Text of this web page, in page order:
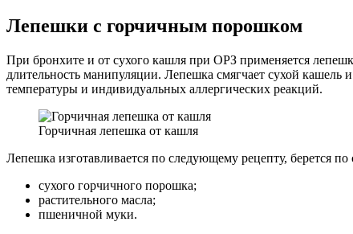
Лепешки с горчичным порошком
При бронхите и от сухого кашля при ОРЗ применяется
длительность манипуляции. Лепешка смягчает сухой
температуры и индивидуальных аллергических реакций.
Горчичная лепешка от кашля
Лепешка изготавливается по следующему рецепту, берется по
сухого горчичного порошка;
растительного масла;
пшеничной муки.